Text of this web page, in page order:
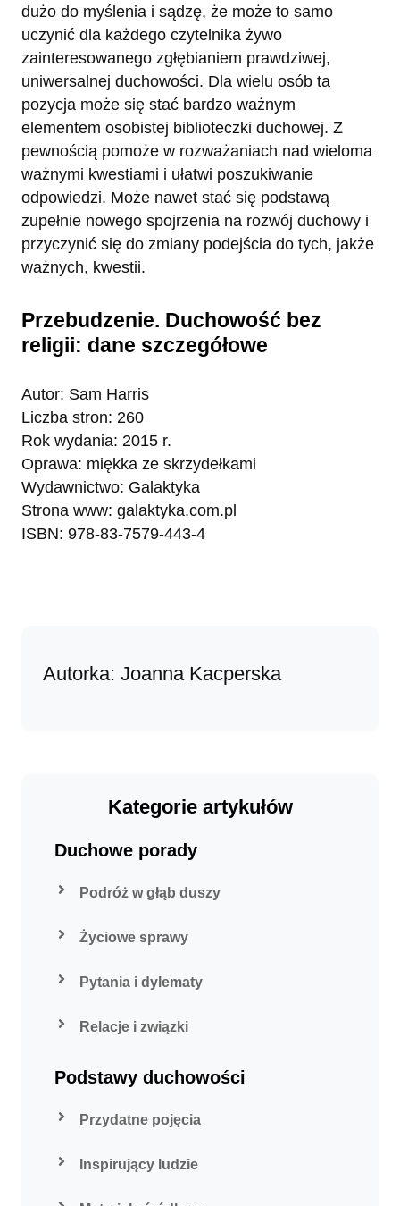
dużo do myślenia i sądzę, że może to samo
uczynić dla każdego czytelnika żywo
zainteresowanego zgłębianiem prawdziwej,
uniwersalnej duchowości. Dla wielu osób ta
pozycja może się stać bardzo ważnym
elementem osobistej biblioteczki duchowej. Z
pewnością pomoże w rozważaniach nad wieloma
ważnymi kwestiami i ułatwi poszukiwanie
odpowiedzi. Może nawet stać się podstawą
zupełnie nowego spojrzenia na rozwój duchowy i
przyczynić się do zmiany podejścia do tych, jakże
ważnych, kwestii.
Przebudzenie. Duchowość bez
religii: dane szczegółowe
Autor: Sam Harris
Liczba stron: 260
Rok wydania: 2015 r.
Oprawa: miękka ze skrzydełkami
Wydawnictwo: Galaktyka
Strona www: galaktyka.com.pl
ISBN: 978-83-7579-443-4
Autorka: Joanna Kacperska
Kategorie artykułów
Duchowe porady
Podróż w głąb duszy
Życiowe sprawy
Pytania i dylematy
Relacje i związki
Podstawy duchowości
Przydatne pojęcia
Inspirujący ludzie